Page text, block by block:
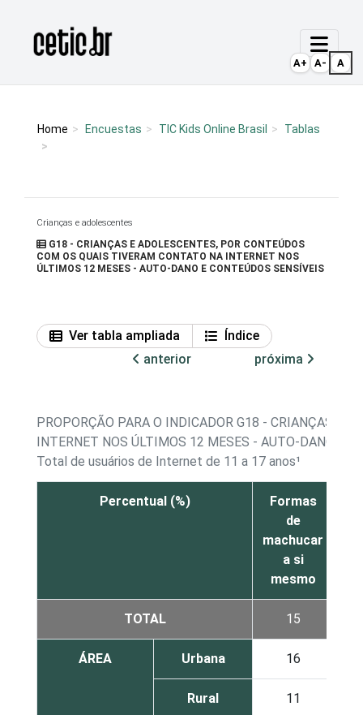
Página inicial
Home Encuestas TIC Kids Online Brasil Tablas
Crianças e adolescentes
G18 - CRIANÇAS E ADOLESCENTES, POR CONTEÚDOS
COM OS QUAIS TIVERAM CONTATO NA INTERNET NOS
ÚLTIMOS 12 MESES - AUTO-DANO E CONTEÚDOS SENSÍVEIS
Ver tabla ampliada
Índice
anterior
próxima
PROPORÇÃO PARA O INDICADOR G18 - CRIANÇAS E
INTERNET NOS ÚLTIMOS 12 MESES - AUTO-DANO E
Total de usuários de Internet de 11 a 17 anos¹
Percentual (%)
Formas
de
machucar
a si
mesmo
TOTAL 15
ÁREA Urbana 16
Rural 11
A+ A- A